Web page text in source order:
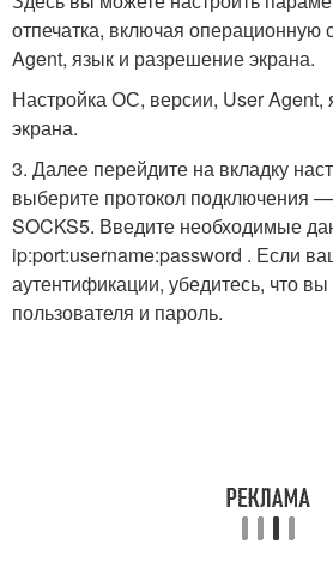
отпечатка, включая операционную
Agent, язык и разрешение экрана.
Настройка ОС, версии, User Agent,
экрана.
3. Далее перейдите на вкладку
выберите протокол подключения
SOCKS5. Введите необходимые
ip:port:username:password . Если
аутентификации, убедитесь, что
пользователя и пароль.